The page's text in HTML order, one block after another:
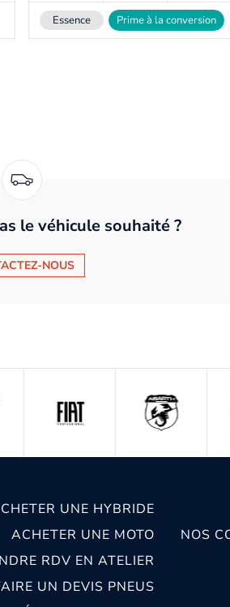
Essence Prime à la conversion
le véhicule souhaité ?
NOUS
UNE HYBRIDE
ACHETER UNE MOTO
RDV EN ATELIER
UN DEVIS PNEUS
NOS